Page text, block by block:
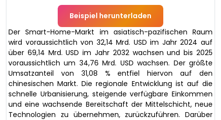
Beispiel herunterladen
Der Smart-Home-Markt im asiatisch-pazifischen Raum
wird voraussichtlich von 32,14 Mrd. USD im Jahr 2024 auf
über 69,14 Mrd. USD im Jahr 2032 wachsen und bis 2025
voraussichtlich um 34,76 Mrd. USD wachsen. Der größte
Umsatzanteil von 31,08 % entfiel hiervon auf den
chinesischen Markt. Die regionale Entwicklung ist auf die
schnelle Urbanisierung, steigende verfügbare Einkommen
und eine wachsende Bereitschaft der Mittelschicht, neue
Technologien zu übernehmen, zurückzuführen. Darüber